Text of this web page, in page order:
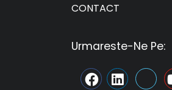
CONTACT
Urmareste-Ne Pe: